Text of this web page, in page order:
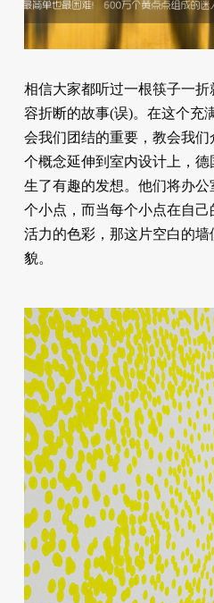
相信大家都听过一根筷子一
容折断的故事(误)。在这个充
会我们团结的重要，教会我
个概念延伸到室内设计上，德
生了有趣的发想。他们将办
个小点，而当每个小点在自
活力的色彩，那这片空白的
貌。